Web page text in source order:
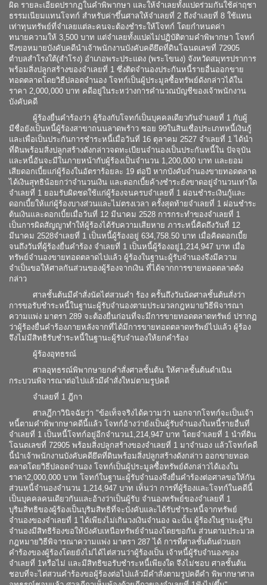
ผิด รายละเอียดปรากฏในคำพิพากษา และให้จำเลยทั้งแปดร่วมกันใช้ค่าฤชา
ธรรมเนียมแทนโจทก์ สำหรับค่าขึ้นศาลให้จำเลยที่ 2 ถึงจำเลยที่ 8 ใช้แทน
เท่าทุนทรัพย์ที่จำเลยแต่ละคนจะต้องชำระให้โจทก์ โดยกำหนดค่า
ทนายความให้ 3,500 บาท แต่จำเลยทั้งแปดไม่ปฏิบัติตามคำพิพากษา โจทก์
จึงขอหมายบังคับคดีนำเจ้าพนักงานบังคับคดียึดที่ดินโฉนดเลขที่ 72905
ตำบลสำโรงใต้(สำโรง) อำเภอพระประแดง (พระโขนง) จังหวัดสมุทรปราการ
พร้อมสิ่งปลูกสร้างของจำเลยที่ 1 ซึ่งติดจำนองประกันหนี้รายอื่นออกขาย
ทอดตลาดโดยวิธีปลอดจำนอง โจทก์เป็นผู้ประมูลซื้อทรัพย์ดังกล่าวได้ใน
ราคา 2,000,000 บาท คดีอยู่ในระหว่างการคำนวณบัญชีของเจ้าพนักงาน
บังคับคดี
ผู้ร้องยื่นคำร้องว่า ผู้ร้องกับโจทก์เป็นบุคคลเดียวกันจำเลยที่ 1 กับผู้
มีชื่อยังเป็นหนี้ผู้ร้องสาขาถนนลาดพร้าว ซอย 99ในสินเชื่อประเภทหนี้เงินกู้
และเพื่อเป็นประกันการชำระหนี้เมื่อวันที่ 16 ตุลาคม 2527 จำเลยที่ 1 ได้นำ
ที่ดินพร้อมสิ่งปลูกสร้างดังกล่าวจดทะเบียนจำนองเป็นประกันหนี้ใน ปัจจุบัน
และหนี้อันจะมีในภายหน้ากับผู้ร้องเป็นจำนวน 1,200,000 บาท และยอม
เสียดอกเบี้ยแก่ผู้ร้องในอัตราร้อยละ 19 ต่อปี หากบังคับจำนองขายทอดตลาด
ได้เงินสุทธิน้อยกว่าจำนวนเงิน และดอกเบี้ยค้างชำระยังขาดอยู่จำนวนเท่าใด
จำเลยที่ 1 ยอมรับผิดชดใช้แก่ผู้ร้องจนครบจำเลยที่ 1 ผ่อนชำระเงินกู้และ
ดอกเบี้ยให้แก่ผู้ร้องบางส่วนและไม่ตรงเวลา ครั้งสุดท้ายจำเลยที่ 1 ผ่อนชำระ
ต้นเงินและดอกเบี้ยเมื่อวันที่ 12 มีนาคม 2528 การกระทำของจำเลยที่ 1
เป็นการผิดสัญญาทำให้ผู้ร้องได้รับความเสียหาย ภาระหนี้คิดถึงวันที่ 12
มีนาคม 2528จำเลยที่ 1 เป็นหนี้ผู้ร้องอยู่ 634,758.50 บาท เมื่อคิดดอกเบี้ย
จนถึงวันที่ผู้ร้องยื่นคำร้อง จำเลยที่ 1 เป็นหนี้ผู้ร้องอยู่1,214,947 บาท เมื่อ
ทรัพย์จำนองขายทอดตลาดไปแล้ว ผู้ร้องในฐานะผู้รับจำนองจึงมีความ
จำเป็นขอให้ศาลกันส่วนของผู้ร้องจากเงิน ที่ได้จากการขายทอดตลาดดัง
กล่าว
ศาลชั้นต้นมีคำสั่งนัดไต่สวนคำ ร้อง ครั้นถึงวันนัดศาลชั้นต้นสั่งว่า
การขอรับชำระหนี้ในฐานะผู้รับจำนองตามประมวลกฎหมายวิธีพิจารณา
ความแพ่ง มาตรา 289 จะต้องยื่นก่อนที่จะมีการขายทอดตลาดทรัพย์ ปรากฏ
ว่าผู้ร้องยื่นคำร้องภายหลังจากที่ได้มีการขายทอดตลาดทรัพย์ไปแล้ว ผู้ร้อง
จึงไม่มีสิทธิรับชำระหนี้ในฐานะผู้รับจำนองให้ยกคำร้อง
ผู้ร้องอุทธรณ์
ศาลอุทธรณ์พิพากษายกคำสั่งศาลชั้นต้น ให้ศาลชั้นต้นดำเนิน
กระบวนพิจารณาต่อไปแล้วมีคำสั่งใหม่ตามรูปคดี
จำเลยที่ 1 ฎีกา
ศาลฎีกาวินิจฉัยว่า "ข้อเท็จจริงได้ความว่า นอกจากโจทก์จะเป็นเจ้า
หนี้ตามคำพิพากษาคดีนี้แล้ว โจทก์อ้างว่ายังเป็นผู้รับจำนองในหนี้รายอื่นที่
จำเลยที่ 1 เป็นหนี้โจทก์อยู่อีกจำนวน1,214,947 บาท โดยจำเลยที่ 1 นำที่ดิน
โฉนดเลขที่ 72905 พร้อมสิ่งปลูกสร้างของจำเลยที่ 1 มาจำนอง แล้วโจทก์คดี
นี้นำเจ้าพนักงานบังคับคดียึดที่ดินพร้อมสิ่งปลูกสร้างดังกล่าว ออกขายทอด
ตลาดโดยวิธีปลอดจำนอง โจทก์เป็นผู้ประมูลซื้อทรัพย์ดังกล่าวได้เองใน
ราคา2,000,000 บาท โจทก์ในฐานะผู้รับจำนองจึงยื่นคำร้องต่อศาลขอให้กัน
ส่วนหนี้จำนองจำนวน 1,214,947 บาท เห็นว่า การที่ผู้ร้องและโจทก์ในคดีนี้
เป็นบุคคลคนเดียวกันและอ้างว่าเป็นผู้รับ จำนองทรัพย์ของจำเลยที่ 1
บุริมสิทธิของผู้ร้องเป็นบุริมสิทธิที่จะบังคับและได้รับชำระหนี้จากทรัพย์
จำนองของจำเลยที่ 1 ได้เพียงไม่เกินวงเงินจำนอง ฉะนั้น ผู้ร้องในฐานะผู้รับ
จำนองมีสิทธิร้องขอให้บังคับเหนือทรัพย์จำนองโดยขอกัน ส่วนตามประมวล
กฎหมายวิธีพิจารณาความแพ่ง มาตรา 287 ได้ การที่ศาลชั้นต้นด่วนยก
คำร้องของผู้ร้องโดยยังไม่ได้ไต่สวนว่าผู้ร้องเป็น เจ้าหนี้ผู้รับจำนองของ
จำเลยที่ 1หรือไม่ และมีสิทธิขอรับชำระหนี้เพียงใด จึงไม่ชอบ ศาลชั้นต้น
ชอบที่จะไต่สวนคำร้องขอผู้ร้องต่อไปแล้วมีคำสั่งตามรูปคดีคำ พิพากษาศาล